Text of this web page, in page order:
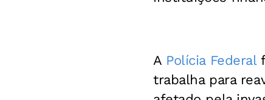
APolícia Federal
trabalha para